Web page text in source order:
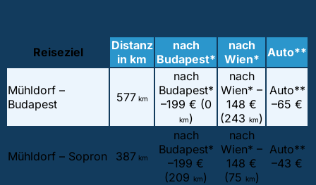
Reiseziel
Distanz
in km
nach
Budapest*
nach
Wien* Auto**
Mühldorf –
Budapest
577 km
nach
Budapest*
–199 € (0
km)
nach
Wien* –
148 €
(243 km)
Auto**
–65 €
Mühldorf – Sopron 387 km
nach
Budapest*
–199 €
(209 km)
nach
Wien* –
148 €
(75 km)
Auto**
–43 €